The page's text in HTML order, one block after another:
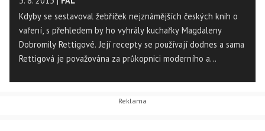
Kdyby se sestavoval žebříček nejznámějších českých knih o
vaření, s přehledem by ho vyhrály kuchařky Magdaleny
Dobromily Rettigové. Její recepty se používají dodnes a sama
Rettigová je považována za průkopnici moderního a
z prvních českých spisovatelek. Zemřela 5. srpna 1845, tedy